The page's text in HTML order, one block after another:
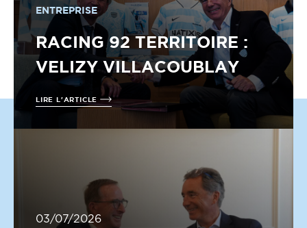
ENTREPRISE
RACING 92 TERRITOIRE :
VELIZY VILLACOUBLAY
LIRE L'ARTICLE
03/07/2026